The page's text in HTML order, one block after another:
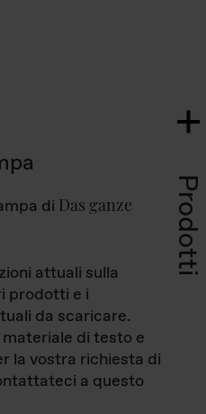
Prodotti
di Das ganze
attuali sulla
prodotti e i
da scaricare.
di testo e
la vostra richiesta di
a questo